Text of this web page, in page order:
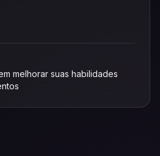
melhorar suas habilidades